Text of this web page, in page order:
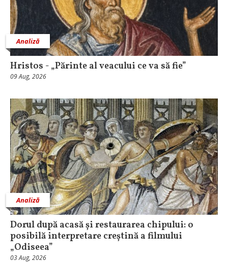
Analiză
Hristos - „Părinte al veacului ce va să fie”
09 Aug, 2026
Analiză
Dorul după acasă și restaurarea chipului: o
posibilă interpretare creștină a filmului
„Odiseea”
03 Aug, 2026